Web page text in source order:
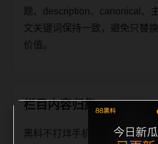
题、description、canonical、
文关键词保持一致，避免只替
价值。
栏目内容归集
黑料不打烊手机版入口今日黑